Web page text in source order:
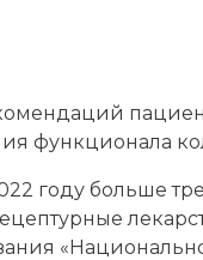
функционала
году больше